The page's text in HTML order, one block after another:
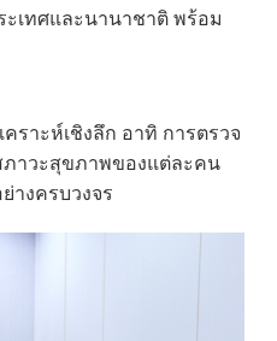
เทศและนานาชาติ พร้อม
ราะห์เชิงลึก อาทิ การตรวจ
ภาวะสุขภาพของแต่ละคน
างครบวงจร